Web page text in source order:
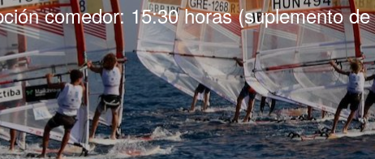
comedor: 15:30 horas (suplemento